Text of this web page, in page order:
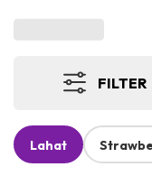
FILTER
Lahat